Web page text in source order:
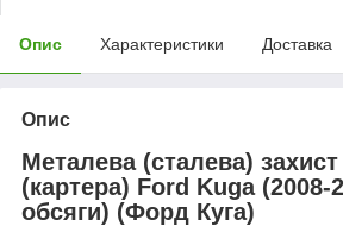
Опис Характеристики Доставка
Опис
Металева (сталева)
(картера) Ford Kuga (2008-
обсяги) (Форд Куга)